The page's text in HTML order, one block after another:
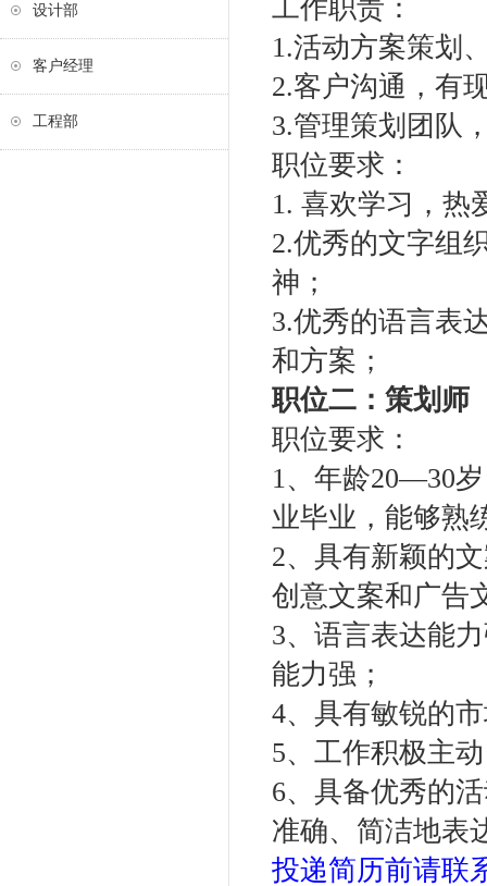
设计部
客户经理
工程部
工作职责：
1.活动方案策划
2.客户沟通，有
3.管理策划团队
职位要求：
1. 喜欢学习，热
2.优秀的文字组
神；
3.优秀的语言表
和方案；
职位二： 策划 师
职位要求：
1、年龄20—30
业毕业，能够熟
2、具有新颖的
创意文案和广告
3、语言表达能
能力强；
4、具有敏锐的
5、工作积极主
6、具备优秀的
准确、简洁地表
投递简历前请联